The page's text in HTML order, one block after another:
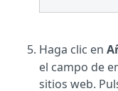
Haga clic en
el campo de
sitios web.